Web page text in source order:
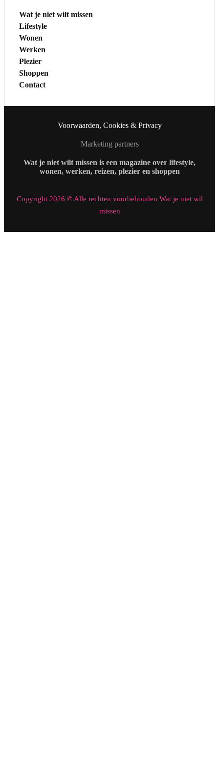
Wat je niet wilt missen
Lifestyle
Wonen
Werken
Plezier
Shoppen
Contact
Voorwaarden, Cookies & Privacy
Marketing partners
Wat je niet wilt missen is een magazine over lifestyle,
wonen, werken, reizen, plezier en shoppen
Copyright 2026 © Alle rechten voorbehouden Wat je niet wil
missen